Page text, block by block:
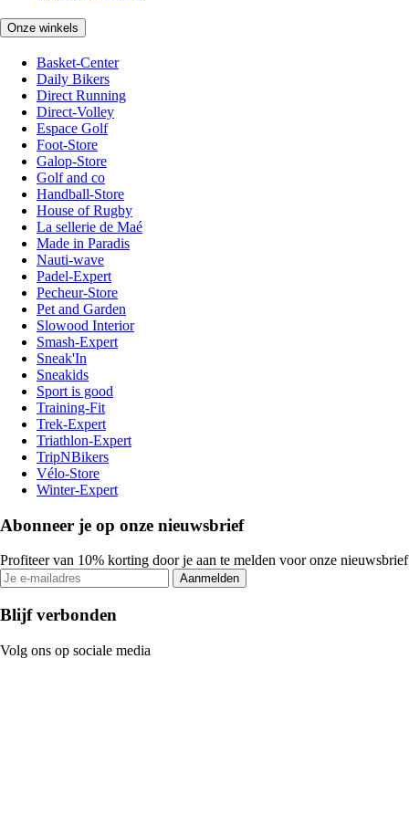
Onze winkels
Basket-Center
Daily Bikers
Direct Running
Direct-Volley
Espace Golf
Foot-Store
Galop-Store
Golf and co
Handball-Store
House of Rugby
La sellerie de Maé
Made in Paradis
Nauti-wave
Padel-Expert
Pecheur-Store
Pet and Garden
Slowood Interior
Smash-Expert
Sneak'In
Sneakids
Sport is good
Training-Fit
Trek-Expert
Triathlon-Expert
TripNBikers
Vélo-Store
Winter-Expert
Abonneer je op onze nieuwsbrief
Profiteer van 10% korting door je aan te melden voor onze nieuwsbrief
Aanmelden
Blijf verbonden
Volg ons op sociale media